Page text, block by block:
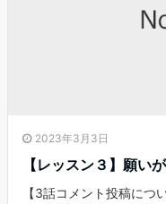
2023年3月3日
【レッスン３】願い
【3話コメント投稿につ